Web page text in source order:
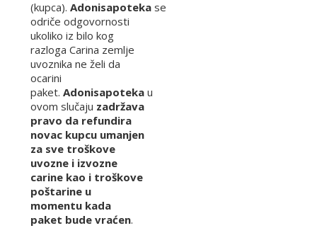
(kupca). Adonisapoteka se
odriče odgovornosti
ukoliko iz bilo kog
razloga Carina zemlje
uvoznika ne želi da
ocarini
paket. Adonisapoteka u
ovom slučaju zadržava
pravo da refundira
novac kupcu umanjen
za sve troškove
uvozne i izvozne
carine kao i troškove
poštarine u
momentu kada
paket bude vraćen.